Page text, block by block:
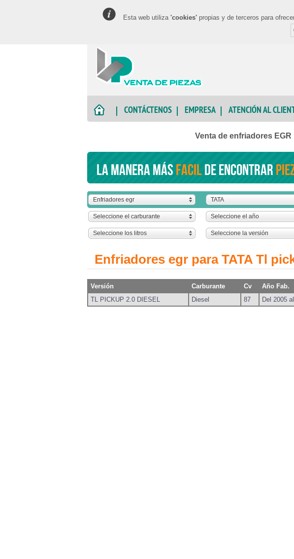
Esta web utiliza 'cookies' propias y de terceros para
CONTÁCTENOS EMPRESA ATENCIÓN AL
Venta de enfriadores
La manera másfacilde encontrar
Enfriadores egr TATA
Seleccione el carburante Seleccione el año
Seleccione los litros Seleccione la versión
Enfriadores egr para TATA Tl
Versión Carburante Cv Año Fab.
TL PICKUP 2.0 DIESEL
Diesel 87 Del 2005